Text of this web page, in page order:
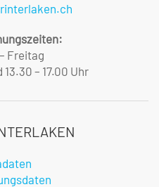
Freitag
– 17.00 Uhr